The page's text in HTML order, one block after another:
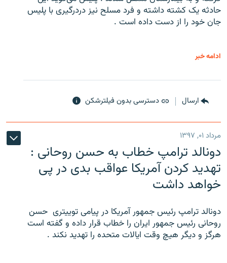
حادثه یک کشته داشته و فرد مسلح نیز دردرگیری با پلیس
جان خود را از دست داده است .
ادامه خبر
ارسال دسترسی بدون فیلترشکن
مرداد ۰۱, ۱۳۹۷
دونالد ترامپ خطاب به حسن روحانی :
تهدید کردن آمریکا عواقب بدی در پی
خواهد داشت
دونالد ترامپ رئیس جمهور آمریکا در پیامی توییتری ‌ حسن
روحانی رئیس جمهور ایران را خطاب قرار داده و گفته است
هرگز و دیگر هیچ وقت ایالات متحده را تهدید نکند .